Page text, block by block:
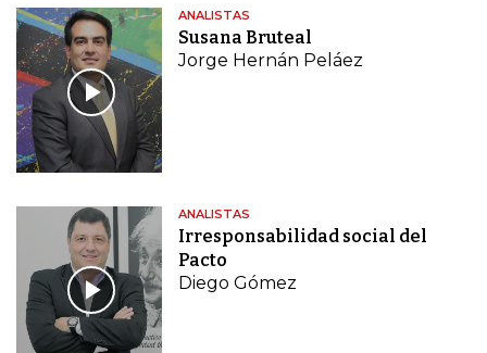
ANALISTAS
Susana Bruteal
Jorge Hernán Peláez
ANALISTAS
Irresponsabilidad social del
Pacto
Diego Gómez